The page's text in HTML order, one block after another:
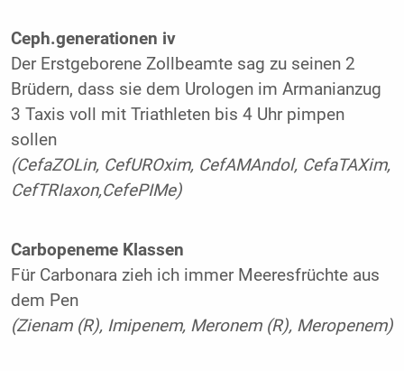
Ceph.generationen iv
Der Erstgeborene Zollbeamte sag zu seinen 2
Brüdern, dass sie dem Urologen im Armanianzug
3 Taxis voll mit Triathleten bis 4 Uhr pimpen
sollen
(CefaZOLin, CefUROxim, CefAMAndol, CefaTAXim,
CefTRIaxon,CefePIMe)
Carbopeneme Klassen
Für Carbonara zieh ich immer Meeresfrüchte aus
dem Pen
(Zienam (R), Imipenem, Meronem (R), Meropenem)